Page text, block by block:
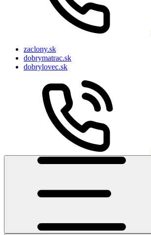
zaclony.sk
dobrymatrac.sk
dobrylovec.sk